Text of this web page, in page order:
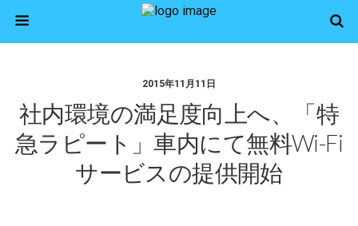
2015年11月11日
社内環境の満足度向上へ、「特
急ラピート」車内にて無料Wi-Fi
サービスの提供開始